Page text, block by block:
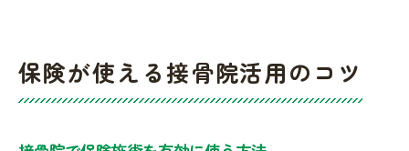
保険が使える接骨院活用のコツ